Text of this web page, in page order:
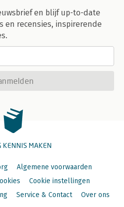
en blijf up-to-date
en recensies, inspirerende
KENNIS MAKEN
Algemene voorwaarden
Cookie instellingen
Service & Contact Over ons